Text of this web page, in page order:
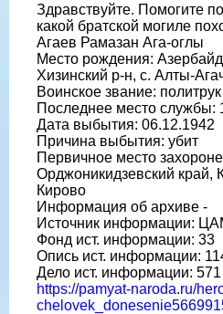
Здравствуйте. Помогите
какой братской могиле
Агаев Рамазан Ага-оглы
Место рождения:
Хизинский р-н, с. Алты-
Воинское звание: политрук
Последнее место службы:
Дата выбытия: 06.12.1942
Причина выбытия: убит
Первичное место
Орджоникидзевский край,
Кирово
Информация об архиве -
Источник информации:
Фонд ист. информации: 33
Опись ист. информации:
Дело ист. информации: 571
https://pamyat-naroda.ru/